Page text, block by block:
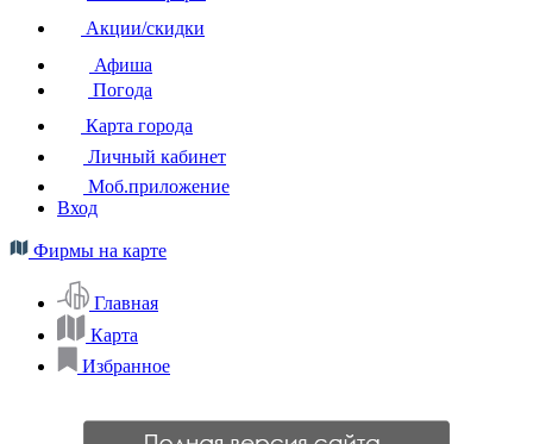
Акции/скидки
Афиша
Погода
Карта города
Личный кабинет
Моб.приложение
Вход
Фирмы на карте
Главная
Карта
Избранное